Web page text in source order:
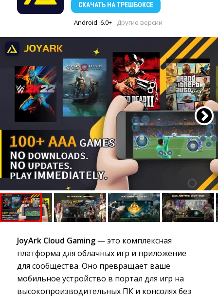
СКАЧАТЬ НА ТРЕШБОКСЕ
Android 6.0+ Другие версии
JoyArk Cloud Gaming — это комплексная
платформа для облачных игр и приложение
для сообщества. Оно превращает ваше
мобильное устройство в портал для игр на
высокопроизводительных ПК и консолях без